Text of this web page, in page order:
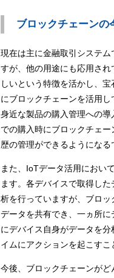
ブロックチェーンの
現在は主に金融取引システ
すが、他の用途にも応用さ
しいという特徴を活かし、
にブロックチェーンを活用
身近な製品の購入管理への
での購入時にブロックチェ
歴の管理ができるようになる
また、IoTデータ活用におい
ます。各デバイスで取得し
析を行っていますが、ブロ
データを共有でき、一ヵ所
にデバイス自身がデータを
イムにアクションを起こすこ
今後、ブロックチェーンが